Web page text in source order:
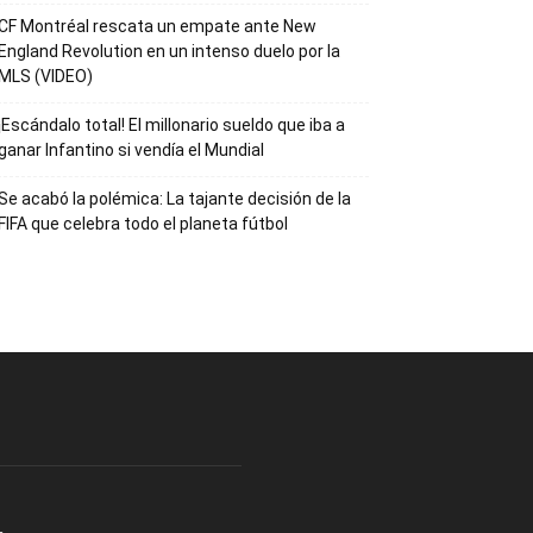
Montréal rescata un empate ante New
England Revolution en un intenso duelo por la
MLS (VIDEO)
total! El millonario sueldo que iba a
Infantino si vendía el Mundial
acabó la polémica: La tajante decisión de la
FIFA que celebra todo el planeta fútbol